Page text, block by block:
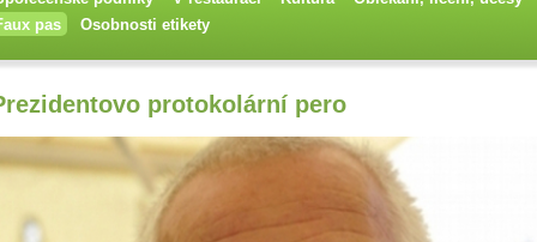
pas
Osobnosti etikety
protokolární pero